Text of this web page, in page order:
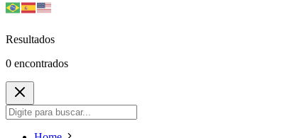
Resultados
0 encontrados